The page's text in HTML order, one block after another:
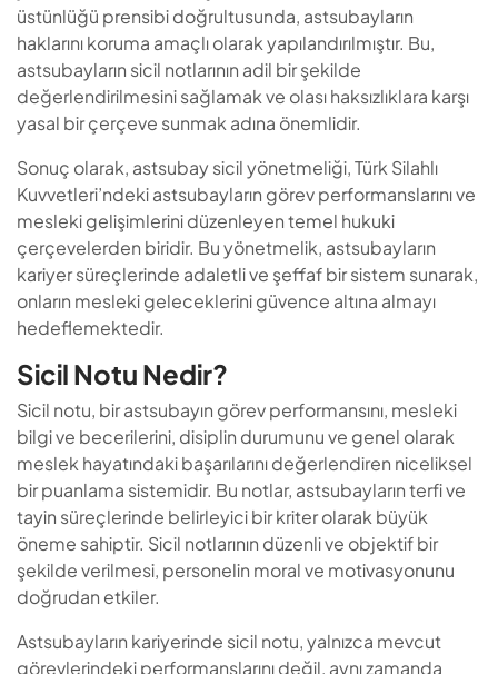
üstünlüğü prensibi doğrultusunda, astsubayların
haklarını koruma amaçlı olarak yapılandırılmıştır. Bu,
astsubayların sicil notlarının adil bir şekilde
değerlendirilmesini sağlamak ve olası haksızlıklara karşı
yasal bir çerçeve sunmak adına önemlidir.
Sonuç olarak, astsubay sicil yönetmeliği, Türk Silahlı
Kuvvetleri’ndeki astsubayların görev performanslarını ve
mesleki gelişimlerini düzenleyen temel hukuki
çerçevelerden biridir. Bu yönetmelik, astsubayların
kariyer süreçlerinde adaletli ve şeffaf bir sistem sunarak,
onların mesleki geleceklerini güvence altına almayı
hedeflemektedir.
Sicil Notu Nedir?
Sicil notu, bir astsubayın görev performansını, mesleki
bilgi ve becerilerini, disiplin durumunu ve genel olarak
meslek hayatındaki başarılarını değerlendiren niceliksel
bir puanlama sistemidir. Bu notlar, astsubayların terfi ve
tayin süreçlerinde belirleyici bir kriter olarak büyük
öneme sahiptir. Sicil notlarının düzenli ve objektif bir
şekilde verilmesi, personelin moral ve motivasyonunu
doğrudan etkiler.
Astsubayların kariyerinde sicil notu, yalnızca mevcut
görevlerindeki performanslarını değil, aynı zamanda